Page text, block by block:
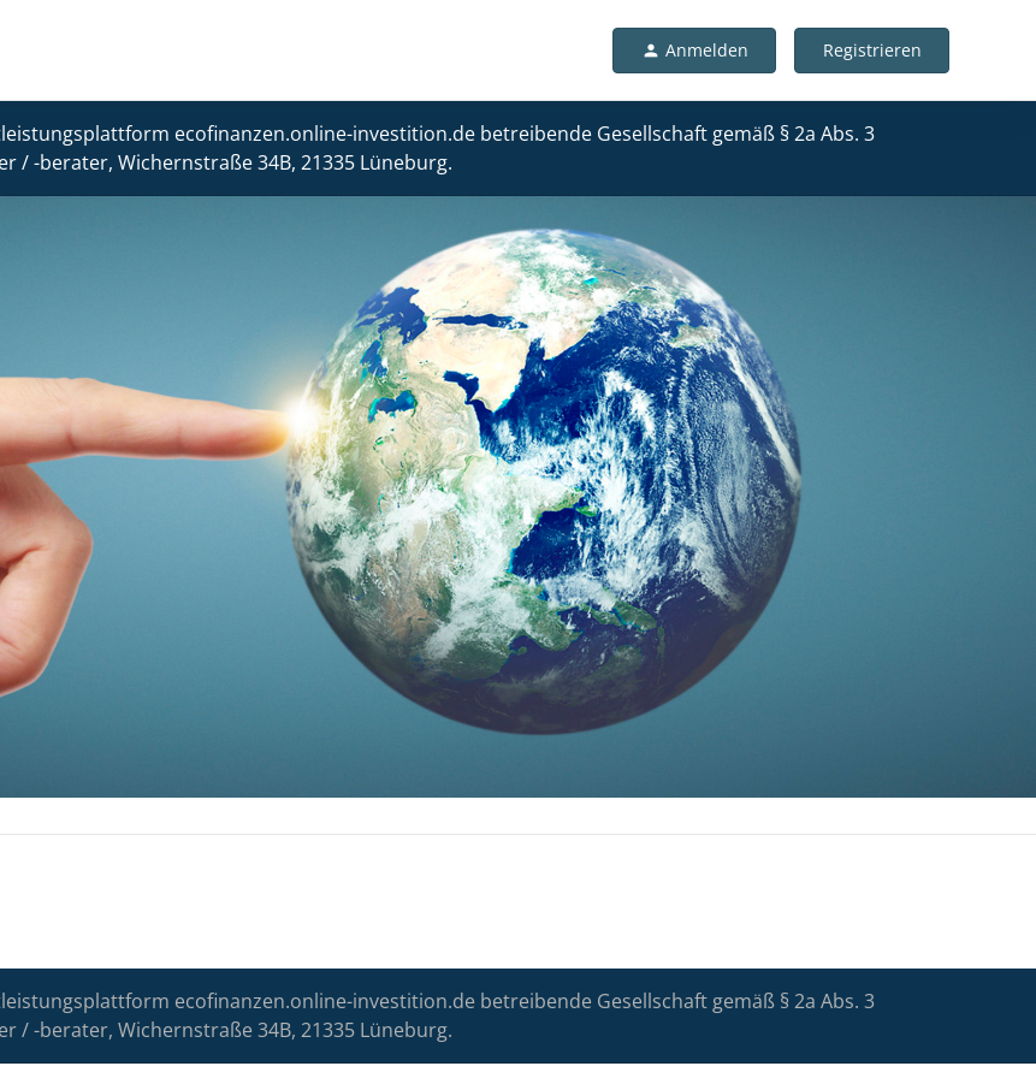
person Anmelden Registrieren
ecofinanzen.online-investition.de betreibende Gesellschaft gemäß § 2a Abs. 3
/ -berater, Wichernstraße 34B, 21335 Lüneburg.
ecofinanzen.online-investition.de betreibende Gesellschaft gemäß § 2a Abs. 3
/ -berater, Wichernstraße 34B, 21335 Lüneburg.